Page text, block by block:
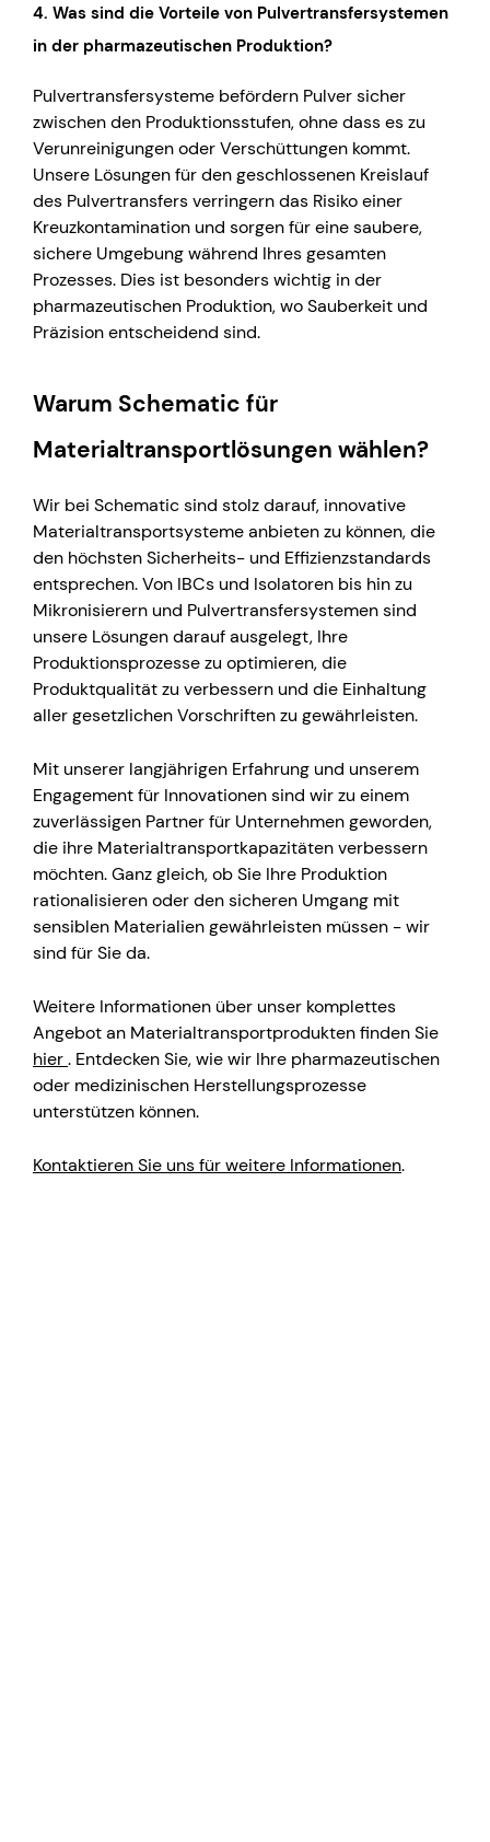
4. Was sind die Vorteile von Pulvertransfersystemen
in der pharmazeutischen Produktion?
Pulvertransfersysteme befördern Pulver sicher
zwischen den Produktionsstufen, ohne dass es zu
Verunreinigungen oder Verschüttungen kommt.
Unsere Lösungen für den geschlossenen Kreislauf
des Pulvertransfers verringern das Risiko einer
Kreuzkontamination und sorgen für eine saubere,
sichere Umgebung während Ihres gesamten
Prozesses. Dies ist besonders wichtig in der
pharmazeutischen Produktion, wo Sauberkeit und
Präzision entscheidend sind.
Warum Schematic für
Materialtransportlösungen wählen?
Wir bei Schematic sind stolz darauf, innovative
Materialtransportsysteme anbieten zu können, die
den höchsten Sicherheits- und Effizienzstandards
entsprechen. Von IBCs und Isolatoren bis hin zu
Mikronisierern und Pulvertransfersystemen sind
unsere Lösungen darauf ausgelegt, Ihre
Produktionsprozesse zu optimieren, die
Produktqualität zu verbessern und die Einhaltung
aller gesetzlichen Vorschriften zu gewährleisten.
Mit unserer langjährigen Erfahrung und unserem
Engagement für Innovationen sind wir zu einem
zuverlässigen Partner für Unternehmen geworden,
die ihre Materialtransportkapazitäten verbessern
möchten. Ganz gleich, ob Sie Ihre Produktion
rationalisieren oder den sicheren Umgang mit
sensiblen Materialien gewährleisten müssen - wir
sind für Sie da.
Weitere Informationen über unser komplettes
Angebot an Materialtransportprodukten finden Sie
hier. Entdecken Sie, wie wir Ihre pharmazeutischen
oder medizinischen Herstellungsprozesse
unterstützen können.
Kontaktieren Sie uns für weitere Informationen.